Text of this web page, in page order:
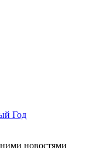
Год
новостями